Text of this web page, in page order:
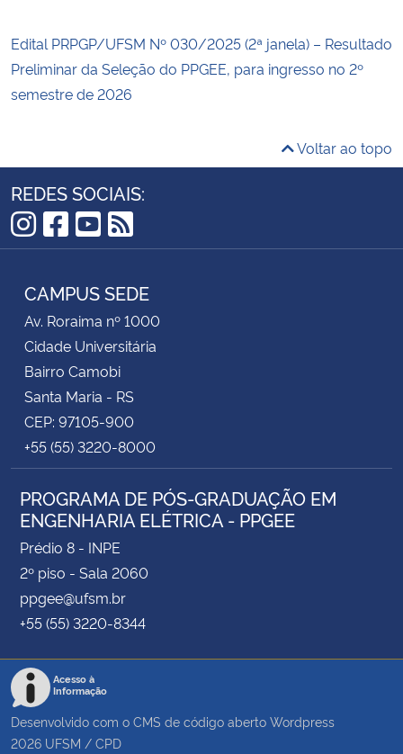
Edital PRPGP/UFSM Nº 030/2025 (2ª janela) – Resultado
Preliminar da Seleção do PPGEE, para ingresso no 2º
semestre de 2026
Voltar ao topo
REDES SOCIAIS:
Instagram
Facebook
YouTube
RSS
CAMPUS SEDE
Av. Roraima nº 1000
Cidade Universitária
Bairro Camobi
Santa Maria - RS
CEP: 97105-900
+55 (55) 3220-8000
PROGRAMA DE PÓS-GRADUAÇÃO EM
ENGENHARIA ELÉTRICA - PPGEE
Prédio 8 - INPE
2º piso - Sala 2060
ppgee@ufsm.br
+55 (55) 3220-8344
Acesso à
Informação
Desenvolvido com o CMS de código aberto Wordpress
2026 UFSM / CPD